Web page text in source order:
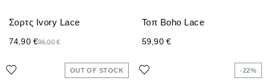
Σορτς Ivory Lace
96,00€
74,90 €
Τοπ Boho Lace
59,90 €
OUT OF STOCK -22%